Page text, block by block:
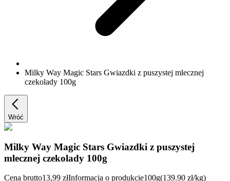
Milky Way Magic Stars Gwiazdki z puszystej mlecznej
czekolady 100g
Wróć
Milky Way Magic Stars Gwiazdki z puszystej
mlecznej czekolady 100g
Cena brutto13,99 złInformacja o produkcie100g(139.90 zł/kg)